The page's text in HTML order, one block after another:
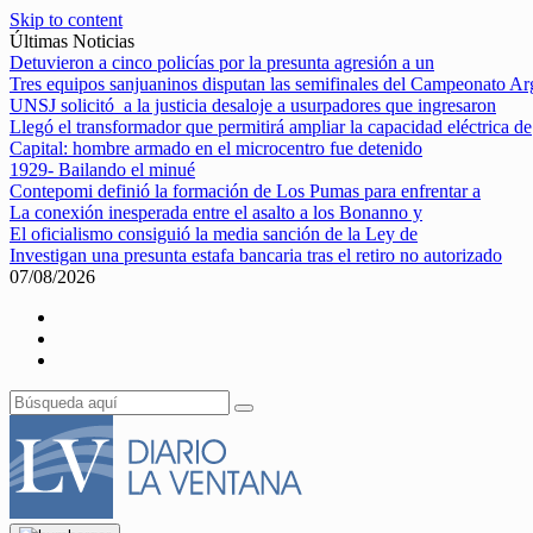
Skip to content
Últimas Noticias
Detuvieron a cinco policías por la presunta agresión a un
Tres equipos sanjuaninos disputan las semifinales del Campeonato
UNSJ solicitó a la justicia desaloje a usurpadores que ingresaron
Llegó el transformador que permitirá ampliar la capacidad eléctrica de
Capital: hombre armado en el microcentro fue detenido
1929- Bailando el minué
Contepomi definió la formación de Los Pumas para enfrentar a
La conexión inesperada entre el asalto a los Bonanno y
El oficialismo consiguió la media sanción de la Ley de
Investigan una presunta estafa bancaria tras el retiro no autorizado
07/08/2026